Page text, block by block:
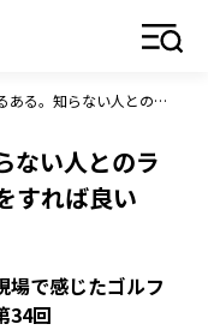
ゴルフ初心者あるある。知らない人とのラウンドで緊張…どんな雑談をすれば良いの？
ない人とのラ
すれば良い
場で感じたゴルフ
34回